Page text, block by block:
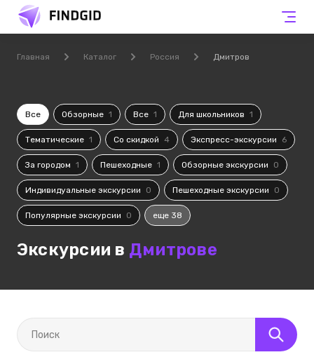
Главная Каталог Россия Дмитров
Все Обзорные 1 Все 1 Для школьников 1
Тематические 1 Со скидкой 4 Экспресс-экскурсии 6
За городом 1 Пешеходные 1 Обзорные экскурсии 0
Индивидуальные экскурсии 0 Пешеходные экскурсии 0
Популярные экскурсии 0 еще 38
Экскурсии в Дмитрове